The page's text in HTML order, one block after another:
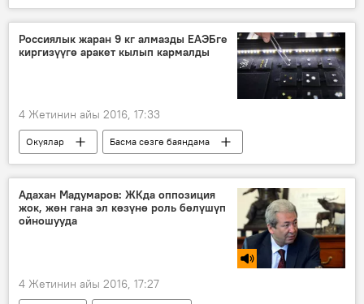
Инфографика Канчадан?
Коом
Жалал-Абад
баалар
базар
Россиялык жаран 9 кг алмазды ЕАЭБге
киргизүүгө аракет кылып кармалды
4 Жетинин айы 2016, 17:33
Окуялар
Басма сөзгө баяндама
Дүйнөдө
Жаңылыктар
алмаз
жаран
конфискация Россия
Адахан Мадумаров: ЖКда оппозиция
жок, жөн гана эл көзүнө роль бөлүшүп
ойношууда
4 Жетинин айы 2016, 17:27